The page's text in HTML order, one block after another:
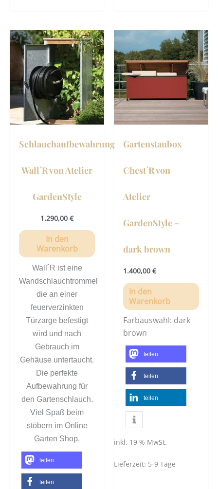
Schlauchaufbewahrung
Wall´R von Atelier
GardenStyle
1.290,00 €
In den
Warenkorb
Wall´R ist eine
Wandschlauchtrommel
die an einer
feuerverzinkten
Türzarge befestigt
wird und nach
Gebrauch im
Gehäuse untertaucht.
Die perfekte
Aufbewahrung für
den Gartenschlauch.
Viel Spaß beim
stöbern im Online
Garten Shop.
teilen
teilen
Gartenstaubox
Chest´R von
Atelier
GardenStyle –
dark brown
1.400,00€
In den
Warenkorb
Farbauswahl: dark
brown
teilen
teilen
teilen
inkl. 19 % MwSt.
Lieferzeit: 5-9 Tage